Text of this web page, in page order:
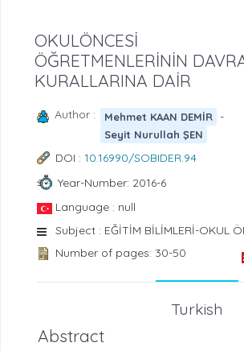
OKULÖNCESİ
ÖĞRETMENLERİNİN
KURALLARINA DAİR
Author : Mehmet KAAN DEMİR -
Seyit Nurullah ŞEN
DOI : 10.16990/SOBIDER.94
Year-Number: 2016-6
Language : null
Subject : EĞİTİM BİLİMLERİ-OKUL
Number of pages: 30-50
Turkish
Abstract